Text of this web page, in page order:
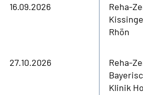
16.09.2026
Reha-
Rhön
27.10.2026
Reha-
Klinik